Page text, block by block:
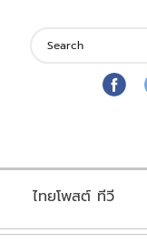
ไทยโพสต์ ทีวี